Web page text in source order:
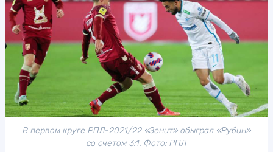
В первом круге РПЛ-2021/22 «Зенит» обыграл «Рубин»
со счетом 3:1. Фото: РПЛ